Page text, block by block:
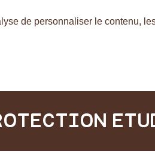
de personnaliser le contenu,